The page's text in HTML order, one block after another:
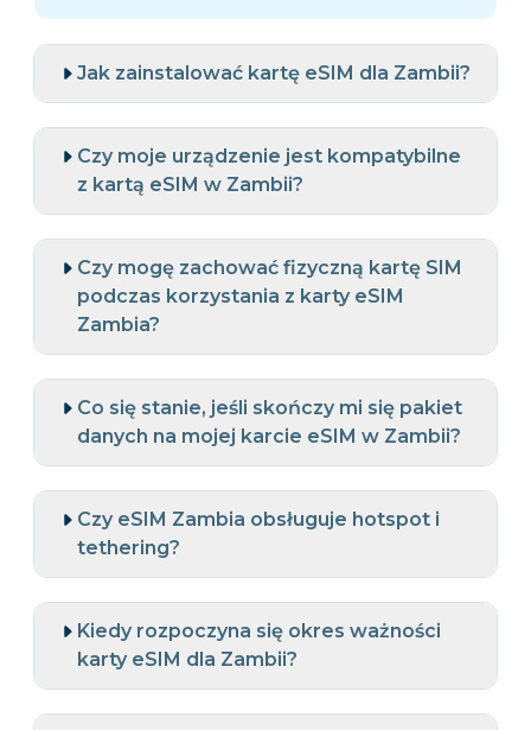
Jak zainstalować kartę eSIM dla Zambii?
Czy moje urządzenie jest kompatybilne
z kartą eSIM w Zambii?
Czy mogę zachować fizyczną kartę SIM
podczas korzystania z karty eSIM
Zambia?
Co się stanie, jeśli skończy mi się pakiet
danych na mojej karcie eSIM w Zambii?
Czy eSIM Zambia obsługuje hotspot i
tethering?
Kiedy rozpoczyna się okres ważności
karty eSIM dla Zambii?